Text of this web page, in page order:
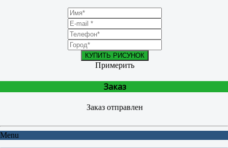
КУПИТЬ РИСУНОК
Примерить
Заказ
Заказ отправлен
Menu